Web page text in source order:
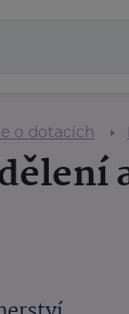
o dotacích